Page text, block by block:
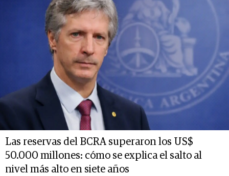
Las reservas del BCRA superaron los US$
50.000 millones: cómo se explica el salto al
nivel más alto en siete años